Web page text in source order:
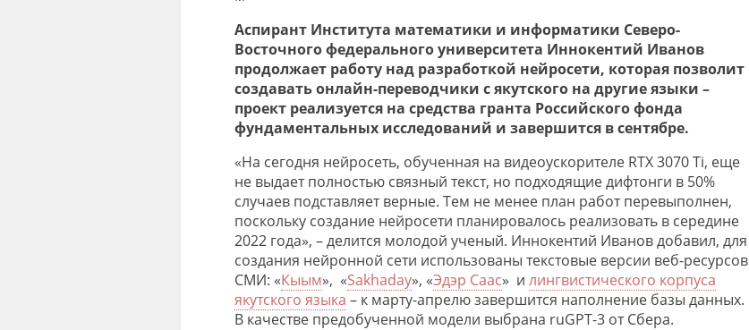
Аспирант Института математики и информатики Северо-
Восточного федерального университета Иннокентий Иванов
продолжает работу над разработкой нейросети, которая позволит
создавать онлайн-переводчики с якутского на другие языки –
проект реализуется на средства гранта Российского фонда
фундаментальных исследований и завершится в сентябре.
«На сегодня нейросеть, обученная на видеоускорителе RTX 3070 Ti, еще
не выдает полностью связный текст, но подходящие дифтонги в 50%
случаев подставляет верные. Тем не менее план работ перевыполнен,
поскольку создание нейросети планировалось реализовать в середине
2022 года», – делится молодой ученый. Иннокентий Иванов добавил, для
создания нейронной сети использованы текстовые версии веб-ресурсов
СМИ: «Кыым», «Sakhaday», «Эдэр Саас» и лингвистического корпуса
якутского языка – к марту-апрелю завершится наполнение базы данных.
В качестве предобученной модели выбрана ruGPT-3 от Сбера.